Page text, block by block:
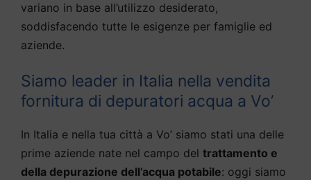
variano in base all’utilizzo desiderato,
soddisfacendo tutte le esigenze per famiglie ed
aziende.
Siamo leader in Italia nella vendita
fornitura di depuratori acqua a Vo’
In Italia e nella tua città a Vo’ siamo stati una delle
prime aziende nate nel campo del trattamento e
della depurazione dell’acqua potabile: oggi siamo